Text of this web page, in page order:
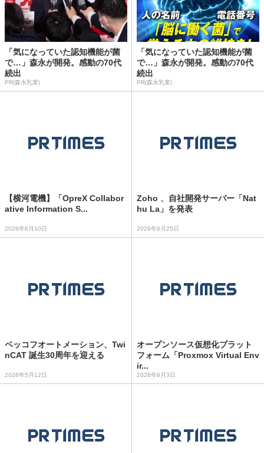
「気になっていた認知機能が菌
で…」森永が開発。感動の70代
続出
PR(森永乳業)
「気になっていた認知機能が菌
で…」森永が開発。感動の70代
続出
PR(森永乳業)
【横河電機】「OpreX Collabor
ative Information S...
2026年6月10日
Zoho 、自社開発サーバー「Nat
hu La」を発表
2026年6月25日
ベッコフオートメーション、Twi
nCAT 誕生30周年を迎える
2026年5月12日
オープンソース仮想化プラット
フォーム「Proxmox Virtual Env
ir...
2026年6月3日